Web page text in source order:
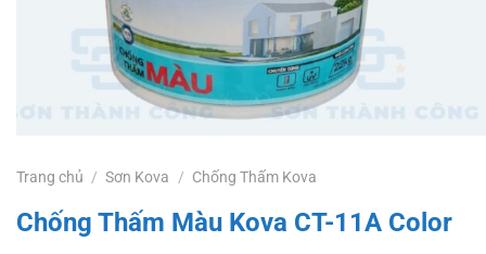
Trang chủ / Sơn Kova / Chống Thấm Kova
Chống Thấm Màu Kova CT-11A Color